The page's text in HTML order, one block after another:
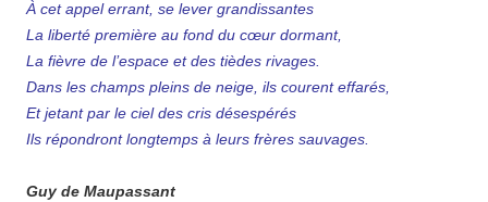
À cet appel errant, se lever grandissantes
La liberté première au fond du cœur dormant,
La fièvre de l’espace et des tièdes rivages.
Dans les champs pleins de neige, ils courent effarés,
Et jetant par le ciel des cris désespérés
Ils répondront longtemps à leurs frères sauvages.
Guy de Maupassant